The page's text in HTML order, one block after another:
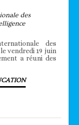
des
des
vendredi 19 juin
a réuni des